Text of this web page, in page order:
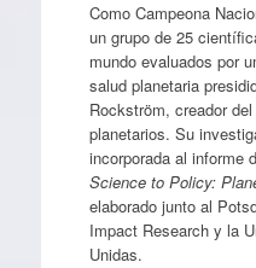
Como Campeona
un grupo de 25
mundo evaluados por
salud planetaria
Rockström, creador
planetarios. Su
incorporada al informe
Science to Policy:
elaborado junto al
Impact Research y la
Unidas.